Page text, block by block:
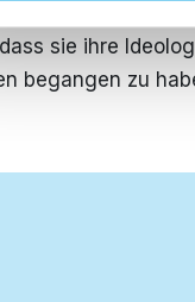
des Prozesses
sie ihre
begangen zu